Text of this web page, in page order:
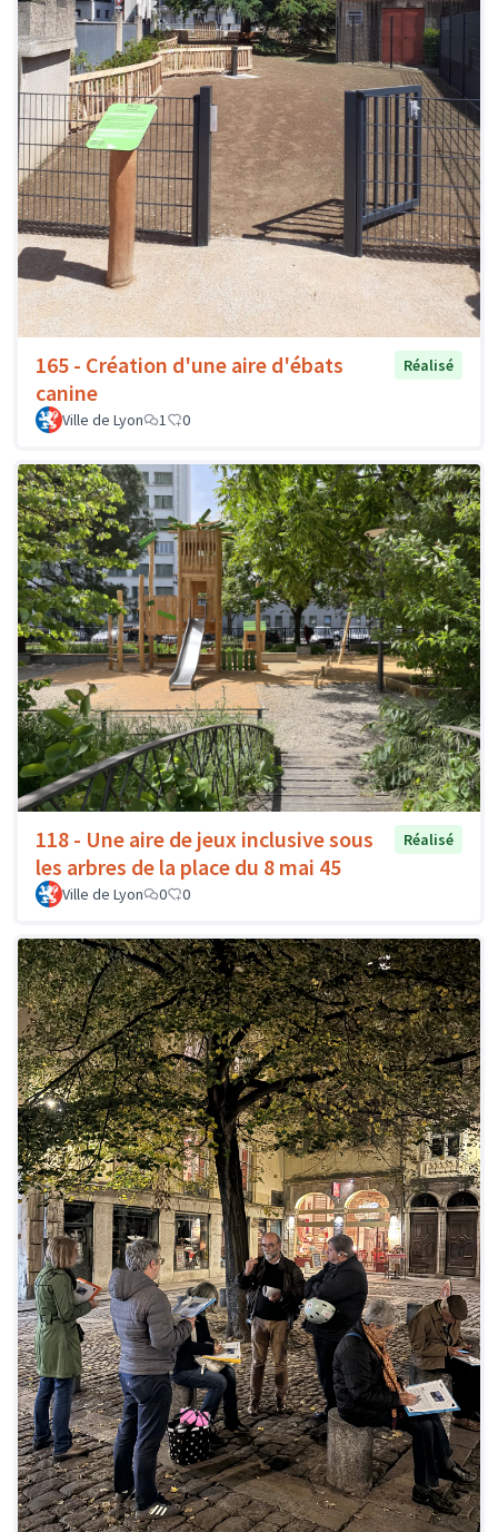
165 - Création d'une aire d'ébats
canine
Réalisé
Ville de Lyon 1 0
118 - Une aire de jeux inclusive sous
les arbres de la place du 8 mai 45
Réalisé
Ville de Lyon 0 0